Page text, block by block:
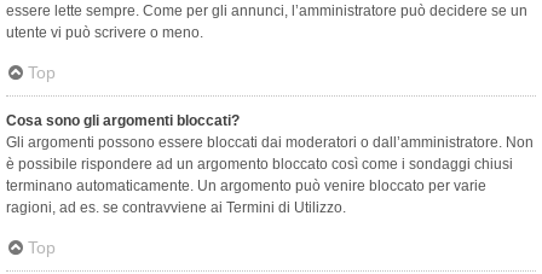
essere lette sempre. Come per gli annunci, l’amministratore può decidere se un
utente vi può scrivere o meno.
Top
Cosa sono gli argomenti bloccati?
Gli argomenti possono essere bloccati dai moderatori o dall’amministratore. Non
è possibile rispondere ad un argomento bloccato così come i sondaggi chiusi
terminano automaticamente. Un argomento può venire bloccato per varie
ragioni, ad es. se contravviene ai Termini di Utilizzo.
Top